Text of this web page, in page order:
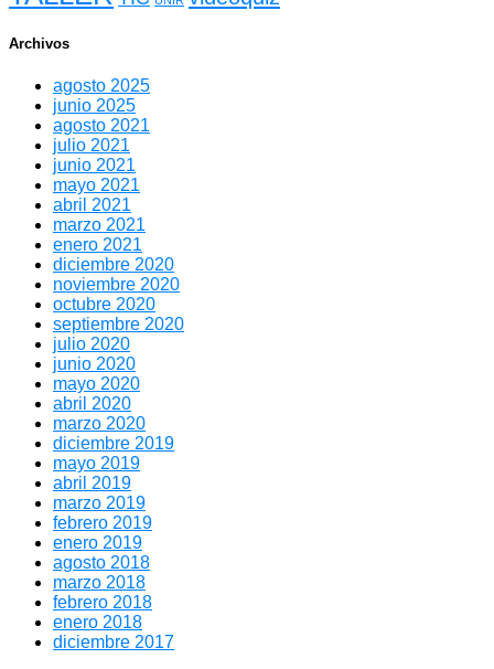
Archivos
agosto 2025
junio 2025
agosto 2021
julio 2021
junio 2021
mayo 2021
abril 2021
marzo 2021
enero 2021
diciembre 2020
noviembre 2020
octubre 2020
septiembre 2020
julio 2020
junio 2020
mayo 2020
abril 2020
marzo 2020
diciembre 2019
mayo 2019
abril 2019
marzo 2019
febrero 2019
enero 2019
agosto 2018
marzo 2018
febrero 2018
enero 2018
diciembre 2017